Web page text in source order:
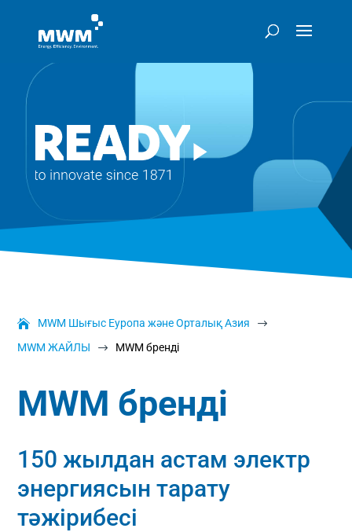
MWM Шығыс Еуропа және Орталық Азия $
MWM ЖАЙЛЫ $ MWM бренді
MWM бренді
150 жылдан астам электр
энергиясын тарату
тәжірибесі